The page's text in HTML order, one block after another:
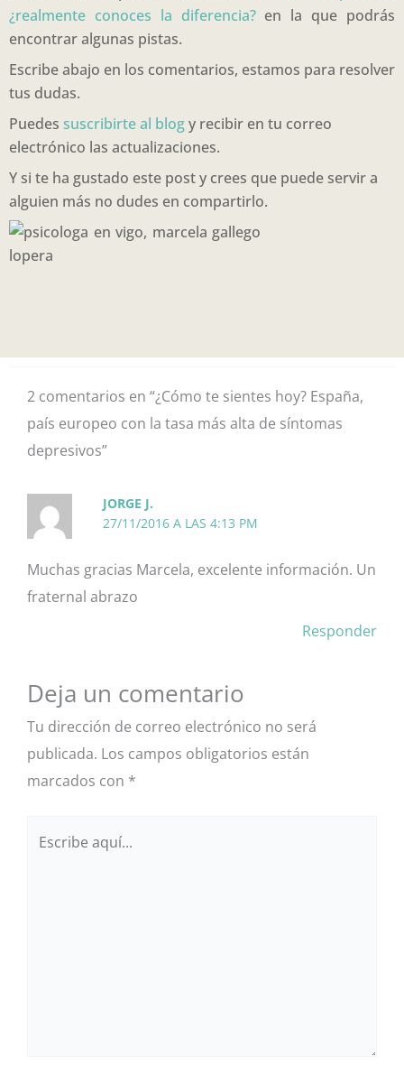
¿realmente conoces la diferencia? en la que podrás
encontrar algunas pistas.
Escribe abajo en los comentarios, estamos para resolver
tus dudas.
Puedes suscribirte al blogy recibir en tu correo
electrónico las actualizaciones.
Y si te ha gustado este post y crees que puede servir a
alguien más no dudes en compartirlo.
2 comentarios en “¿Cómo te sientes hoy? España,
país europeo con la tasa más alta de síntomas
depresivos”
JORGE J.
27/11/2016 A LAS 4:13 PM
Muchas gracias Marcela, excelente información. Un
fraternal abrazo
Responder
Deja un comentario
Tu dirección de correo electrónico no será
publicada. Los campos obligatorios están
marcados con *